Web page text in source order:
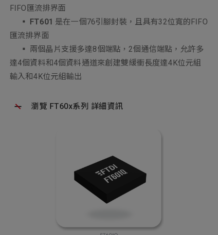
FIFO匯流排界面
▪
FT601 是在一個76引腳封裝，且具有32位寬的FIFO
匯流排界面
▪ 兩個晶片支援多達8個端點，2個通信端點，允許多
達4個資料和4個資料通道來創建雙緩衝長度達4K位元組
輸入和4K位元組輸出
瀏覽 FT60x系列 詳細資訊